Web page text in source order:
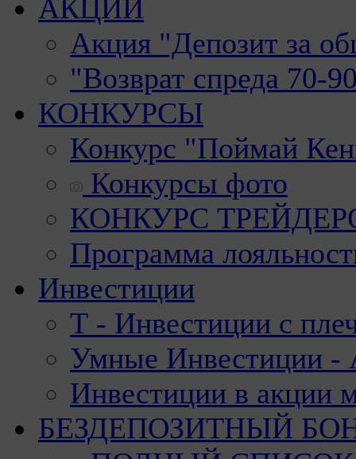
АКЦИИ
Акция "Депозит за
"Возврат спреда 70-
КОНКУРСЫ
Конкурс "Поймай
Конкурсы фото
КОНКУРС
Программа
Инвестиции
Т - Инвестиции с
Умные Инвестиции -
Инвестиции в акции
БЕЗДЕПОЗИТНЫЙ